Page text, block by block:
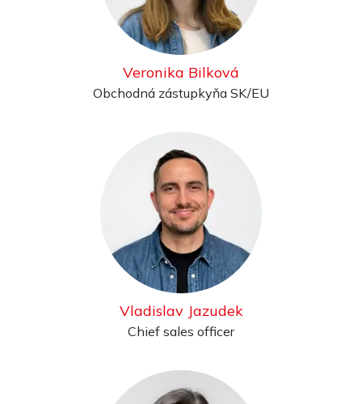
Veronika Bilková
Obchodná zástupkyňa SK/EU
Vladislav Jazudek
Chief sales officer